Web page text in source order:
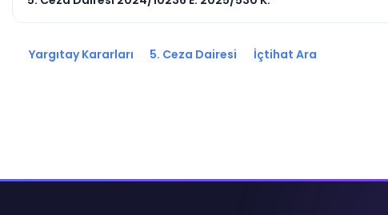
Yargıtay Kararları 5. Ceza Dairesi İçtihat Ara